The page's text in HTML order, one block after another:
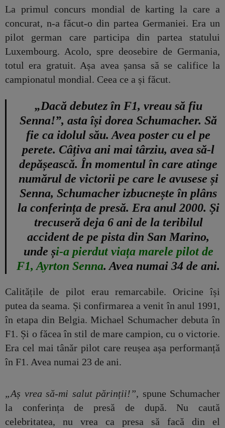
La primul concurs mondial de karting la care a
concurat, n-a făcut-o din partea Germaniei. Era un
pilot german care participa din partea statului
Luxembourg. Acolo, spre deosebire de Germania,
totul era gratuit. Așa avea șansa să se califice la
campionatul mondial. Ceea ce a și făcut.
„Dacă debutez în F1, vreau să fiu
Senna!”, asta își dorea Schumacher. Să
fie ca idolul său. Avea poster cu el pe
perete. Câțiva ani mai târziu, avea să-l
depășească. În momentul în care atinge
numărul de victorii pe care le avusese și
Senna, Schumacher izbucnește în plâns
la conferința de presă. Era anul 2000. Și
trecuseră deja 6 ani de la teribilul
accident de pe pista din San Marino,
unde și-a pierdut viața marele pilot de
F1, Ayrton Senna. Avea numai 34 de ani.
Calitățile de pilot erau remarcabile. Oricine își
putea da seama. Și confirmarea a venit în anul 1991,
în etapa din Belgia. Michael Schumacher debuta în
F1. Și o făcea în stil de mare campion, cu o victorie.
Era cel mai tânăr pilot care reușea așa performanță
în F1. Avea numai 23 de ani.
„Aș vrea să-mi salut părinții!”, spune Schumacher
la conferința de presă de după. Nu caută
celebritatea, nu vrea ca presa să facă din el